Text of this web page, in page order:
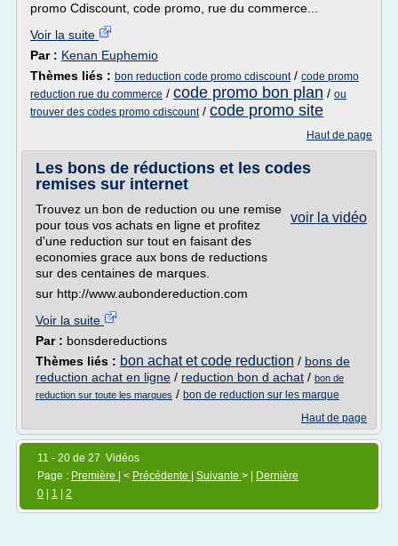
promo Cdiscount, code promo, rue du commerce...
Voir la suite
Par : Kenan Euphemio
Thèmes liés : bon reduction code promo cdiscount/ code promo
reduction rue du commerce / code promo bon plan / ou
trouver des codes promo cdiscount/ code promo site
Haut de page
Les bons de réductions et les codes
remises sur internet
voir la vidéo
Trouvez un bon de reduction ou une remise
pour tous vos achats en ligne et profitez
d'une reduction sur tout en faisant des
economies grace aux bons de reductions
sur des centaines de marques.
sur http://www.aubondereduction.com
Voir la suite
Par : bonsdereductions
Thèmes liés : bon achat et code reduction / bons de
reduction achat en ligne / reduction bon d achat / bon de
reduction sur toute les marques / bon de reduction sur les marque
Haut de page
11 - 20 de 27 Vidéos
Page : Première | < Précédente Suivante > |
Dernière
0
1 2